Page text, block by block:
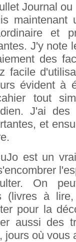
Journal
maintenant
et
J'y note
des
facile
évident à
tout
J'ai
et
est un
On
(livres à
pour la
aussi des
jours où vous